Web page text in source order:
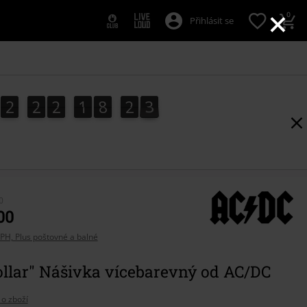
×
Přihlásit se 0
2
2 2
2 2
2 1
1 8
8 2
2 2
3
2
4
3
Plus poštovné a balné
Nášivka vícebarevný od AC/DC
zboží